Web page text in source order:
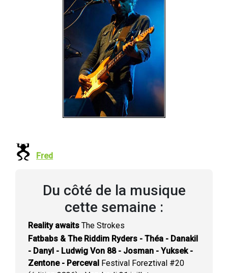
Fred
Du côté de la musique
cette semaine :
Reality awaits The Strokes
Fatbabs & The Riddim Ryders - Théa - Danakil
- Danyl - Ludwig Von 88 - Josman - Yuksek -
Zentone - Perceval Festival Foreztival #20